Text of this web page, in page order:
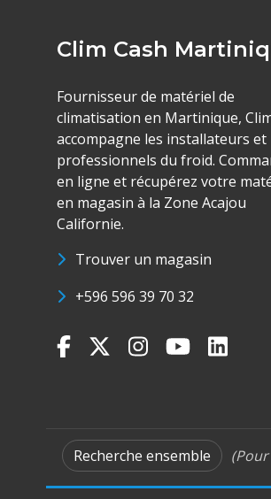
Clim Cash
Fournisseur de matériel de
climatisation en Martinique,
accompagne les installateurs et
professionnels du froid.
en ligne et récupérez votre
en magasin à la Zone Acajou
Californie.
Trouver un magasin
+596 596 39 70 32
Recherche ensemble